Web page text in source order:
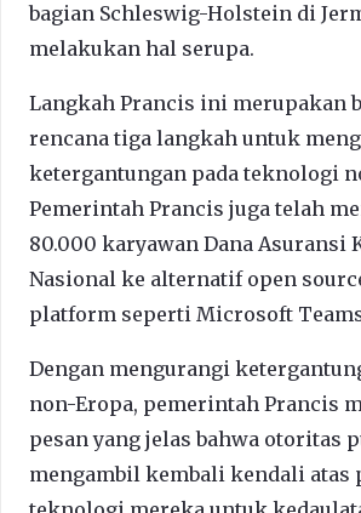
bagian Schleswig-Holstein di
melakukan hal serupa.
Langkah Prancis ini merupakan
rencana tiga langkah untuk
ketergantungan pada teknologi
Pemerintah Prancis juga telah
80.000 karyawan Dana Asuransi
Nasional ke alternatif open
platform seperti Microsoft
Dengan mengurangi
non-Eropa, pemerintah Prancis
pesan yang jelas bahwa otoritas
mengambil kembali kendali atas